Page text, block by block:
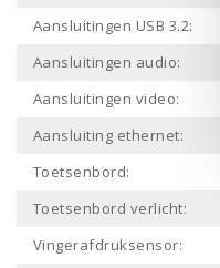
Aansluitingen USB 3.2:
Aansluitingen audio:
Aansluitingen video:
Aansluiting ethernet:
Toetsenbord:
Toetsenbord verlicht:
Vingerafdruksensor: